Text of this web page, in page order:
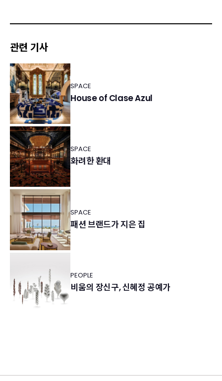
관련 기사
SPACE
House of Clase Azul
SPACE
화려한 환대
SPACE
패션 브랜드가 지은 집
PEOPLE
비움의 장신구, 신혜정 공예가